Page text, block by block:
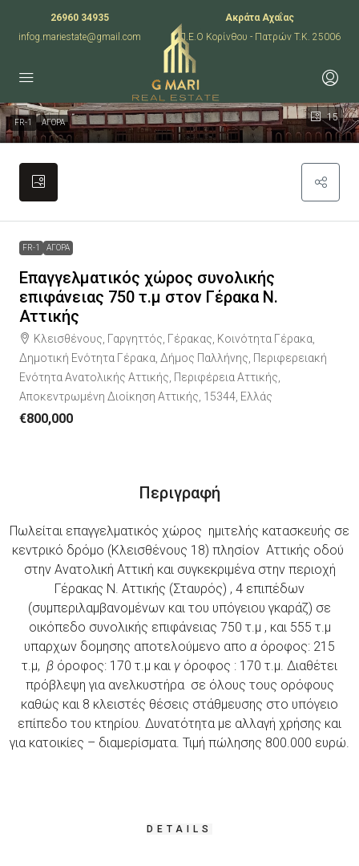
26960 34935
infog.mariestate@gmail.com
Ακράτα Αχαΐας
Π.Ε.Ο Κορίνθου - Πατρών T.K. 25006
15
FR-1 ΑΓΟΡΑ
FR-1 ΑΓΟΡΑ
Επαγγελματικός χώρος συνολικής
επιφάνειας 750 τ.μ στον Γέρακα Ν.
Αττικής
Κλεισθένους, Γαργηττός, Γέρακας, Κοινότητα Γέρακα,
Δημοτική Ενότητα Γέρακα, Δήμος Παλλήνης, Περιφερειακή
Ενότητα Ανατολικής Αττικής, Περιφέρεια Αττικής,
Αποκεντρωμένη Διοίκηση Αττικής, 15344, Ελλάς
€800,000
Περιγραφή
Πωλείται επαγγελματικός χώρος ημιτελής κατασκευής σε
κεντρικό δρόμο (Κλεισθένους 18) πλησίον Αττικής οδού
στην Ανατολική Αττική και συγκεκριμένα στην περιοχή
Γέρακας Ν. Αττικής (Σταυρός) , 4 επιπέδων
(συμπεριλαμβανομένων και του υπόγειου γκαράζ) σε
οικόπεδο συνολικής επιφάνειας 750 τ.μ , και 555 τ.μ
υπαρχων δομησης αποτελούμενο απο α όροφος: 215
τ.μ, β όροφος: 170 τ.μ και γ όροφος : 170 τ.μ. Διαθέτει
πρόβλεψη για ανελκυστήρα σε όλους τους ορόφους
καθώς και 8 κλειστές θέσεις στάθμευσης στο υπόγειο
επίπεδο του κτηρίου. Δυνατότητα με αλλαγή χρήσης και
για κατοικίες – διαμερίσματα. Τιμή πώλησης 800.000 ευρώ.
DETAILS